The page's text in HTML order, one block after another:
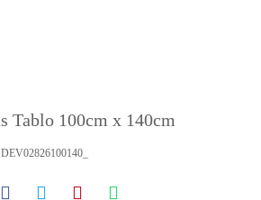
Tablo 100cm x 140cm
DEV02826100140_